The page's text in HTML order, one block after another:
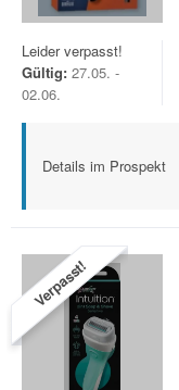
Leider verpasst!
Gültig: 27.05. -
02.06.
Details im Prospekt
Verpasst!